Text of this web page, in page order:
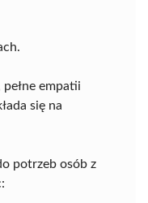
empatii
się na
potrzeb osób z